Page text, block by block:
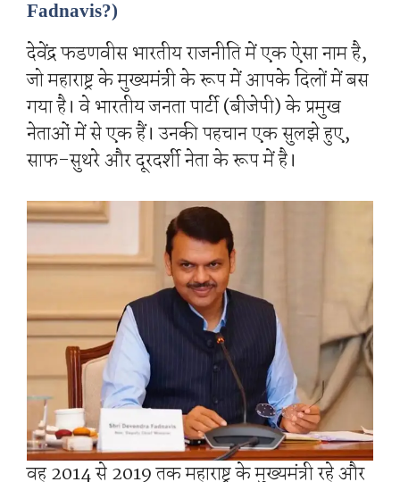
Fadnavis?)
देवेंद्र फडणवीस भारतीय राजनीति में एक ऐसा नाम है,
जो महाराष्ट्र के मुख्यमंत्री के रूप में आपके दिलों में बस
गया है। वे भारतीय जनता पार्टी (बीजेपी) के प्रमुख
नेताओं में से एक हैं। उनकी पहचान एक सुलझे हुए,
साफ-सुथरे और दूरदर्शी नेता के रूप में है।
वह 2014 से 2019 तक महाराष्ट्र के मुख्यमंत्री रहे और